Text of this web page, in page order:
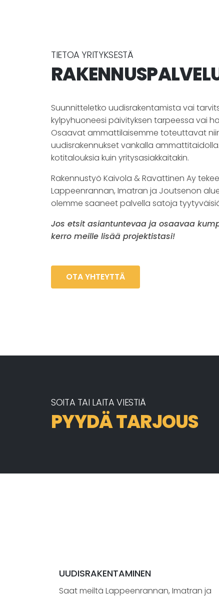
TIETOA YRITYKSESTÄ
Suunnitteletko uudisrakentamista vai
kylpyhuoneesi päivityksen tarpeessa vai
Osaavat ammattilaisemme toteuttavat
uudisrakennukset vankalla
kotitalouksia kuin yritysasiakkaitakin.
Rakennustyö Kaivola & Ravattinen Ay
Lappeenrannan, Imatran ja Joutsenon
olemme saaneet palvella satoja
Jos etsit asiantuntevaa ja osaavaa
kerro meille lisää projektistasi!
OTA YHTEYTTÄ
SOITA TAI LAITA VIESTIÄ
PYYDÄ TARJOUS
UUDISRAKENTAMINEN
Saat meiltä Lappeenrannan, Imatran ja